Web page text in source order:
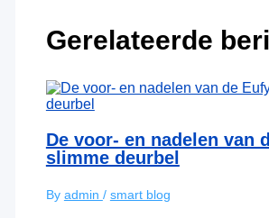
Gerelateerde
De voor- en nadelen van
slimme deurbel
By admin / smart blog